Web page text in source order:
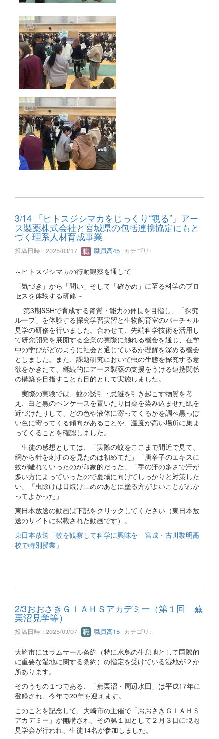
3/14 「ヒトスジシマカをじっくり“観る”」アー
ス製薬株式会社と宮城県の包括連携協定にもと
づく理系人材育成事業
投稿日時 : 2025/03/17 職員高45 カテゴリ:
～ヒトスジシマカの行動観察を通して
「気づき」から「問い」そして「確かめ」に至る科学のプロ
セスを体験する研修～
第3期SSHで育成する資質・能力の伸長を目指し、「探究
ループ」を体験する探究学習実習と生物飼育室のバーチャル
見学の研修を行いました。合わせて、先端科学技術を活用し
て研究開発を展開する企業の実際に触れる機会を通じ、在学
中の学びがどのように社会と通じているか理解を深める機会
としました。また、課題研究において虫の生態を探究する意
欲をかきたて、継続的にアース製薬の支援をうける連携関係
の構築を目指すことも目的として実施しました。
実際の実験では、蚊の誘引・忌避を引き起こす物質を考
え、白と黒のペンケースを置いたり目薬を染み込ませた紙を
近づけたりして、どの色や液体に寄ってくるかを調べ黒っぽ
い色に寄ってくる傾向があることや、温度が高い場所に集ま
ってくることを確認しました。
生徒の感想としては、「実際の蚊をここまで間近で見て、
網から針を刺すのを見たのは初めてだ」「唐辛子のエキスに
蚊が離れていったのが印象的だった」「手の汗の多さで汗が
多い方によっていったので夏場に向けてしっかりと対策した
い」「虫除けは日焼け止めのあとに塗る方がよいことがわか
ってよかった」
東日本放送の動画は下記をクリックしてください（東日本放
送のサイトに掲載された動画です）。
東日本放送「蚊を観察して科学に興味を 宮城・古川黎明高
校で特別授業」
2/3おおさきＧＩＡＨＳアカデミー（第１回 蕪
栗沼見学等）
投稿日時 : 2025/03/07 職員高15 カテゴリ:
大崎市にはラムサール条約（特に水鳥の生息地として国際的
に重要な湿地に関する条約）の指定を受けている湿地が２か
所あります。
そのうちの１つである、「蕪栗沼・周辺水田」は平成17年に
登録され、今年で20年を迎えます。
このことを記念して、大崎市の主催で「おおさきＧＩＡＨＳ
アカデミー」が開講され、その第１回として２月３日に現地
見学会が行われ、生徒14名が参加しました。